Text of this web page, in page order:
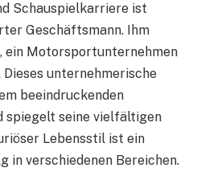
Schauspielkarriere ist
Geschäftsmann. Ihm
ein Motorsportunternehmen
unternehmerische
beeindruckenden
spiegelt seine vielfältigen
Lebensstil ist ein
in verschiedenen Bereichen.